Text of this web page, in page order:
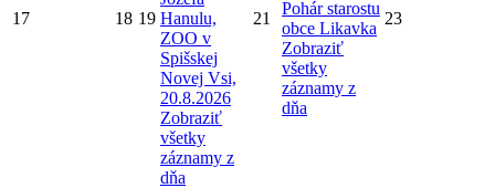
17 18 19 Hanulu,
ZOO v
Spišskej
Novej Vsi,
20.8.2026
Zobraziť
všetky
záznamy z
dňa
21
Pohár starostu
obce Likavka
Zobraziť
všetky
záznamy z
dňa
23